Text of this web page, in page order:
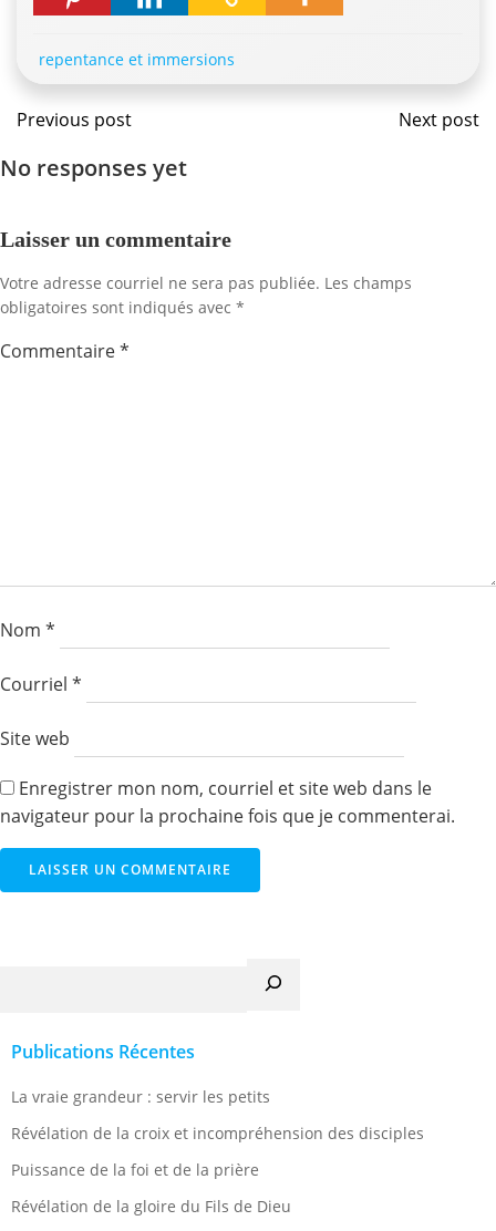
repentance et immersions
Navigation
de
l'article
Previous post Next post
No responses yet
Laisser un commentaire
Votre adresse courriel ne sera pas publiée. Les champs
obligatoires sont indiqués avec *
Commentaire*
Nom *
Courriel *
Site web
Enregistrer mon nom, courriel et site web dans le
navigateur pour la prochaine fois que je commenterai.
Publications Récentes
La vraie grandeur : servir les petits
Révélation de la croix et incompréhension des disciples
Puissance de la foi et de la prière
Révélation de la gloire du Fils de Dieu